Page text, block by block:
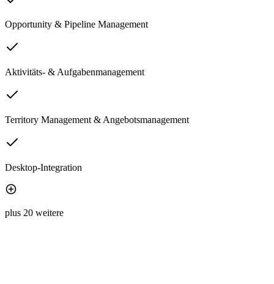
Opportunity & Pipeline Management
Aktivitäts- & Aufgabenmanagement
Territory Management & Angebotsmanagement
Desktop-Integration
plus 20 weitere